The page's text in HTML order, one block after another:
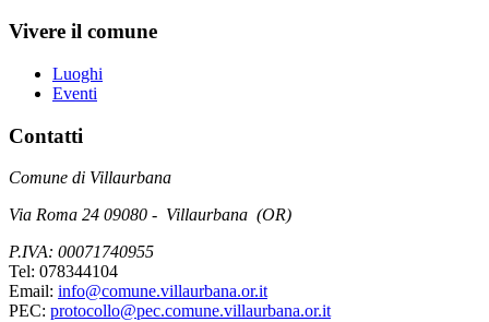
Vivere il comune
Luoghi
Eventi
Contatti
Comune di Villaurbana
Via Roma 24 09080 - Villaurbana (OR)
P.IVA: 00071740955
Tel: 078344104
Email: info@comune.villaurbana.or.it
PEC: protocollo@pec.comune.villaurbana.or.it